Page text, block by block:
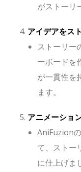
がストーリ
アイデアをス
ストーリー
ーボードを
が一貫性を
ます。
アニメーショ
AniFuzion
て、ストー
に仕上げま